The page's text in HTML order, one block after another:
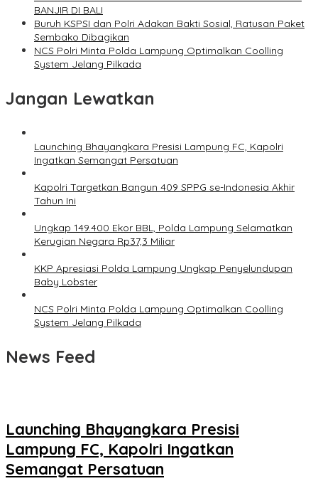
BANJIR DI BALI
Buruh KSPSI dan Polri Adakan Bakti Sosial, Ratusan Paket
Sembako Dibagikan
NCS Polri Minta Polda Lampung Optimalkan Coolling
System Jelang Pilkada
Jangan Lewatkan
Launching Bhayangkara Presisi Lampung FC, Kapolri
Ingatkan Semangat Persatuan
Kapolri Targetkan Bangun 409 SPPG se-Indonesia Akhir
Tahun Ini
Ungkap 149.400 Ekor BBL, Polda Lampung Selamatkan
Kerugian Negara Rp37,3 Miliar
KKP Apresiasi Polda Lampung Ungkap Penyelundupan
Baby Lobster
NCS Polri Minta Polda Lampung Optimalkan Coolling
System Jelang Pilkada
News Feed
Launching Bhayangkara Presisi
Lampung FC, Kapolri Ingatkan
Semangat Persatuan